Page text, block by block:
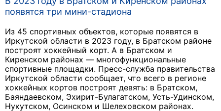
появятся три мини-стадиона
Из 45 спортивных объектов, которые появятся в
Иркутской области в 2023 году, в Братском районе
построят хоккейный корт. А в Братском и
Киренском районах — многофункциональные
спортивные площадки. Пресс-служба правительства
Иркутской области сообщает, что всего в регионе
хоккейных кортов построят девять: в Братском,
Баяндаевском, Эхирит-Булагатском, Усть-Удинском,
Нукутском, Осинском и Шелеховском районах.